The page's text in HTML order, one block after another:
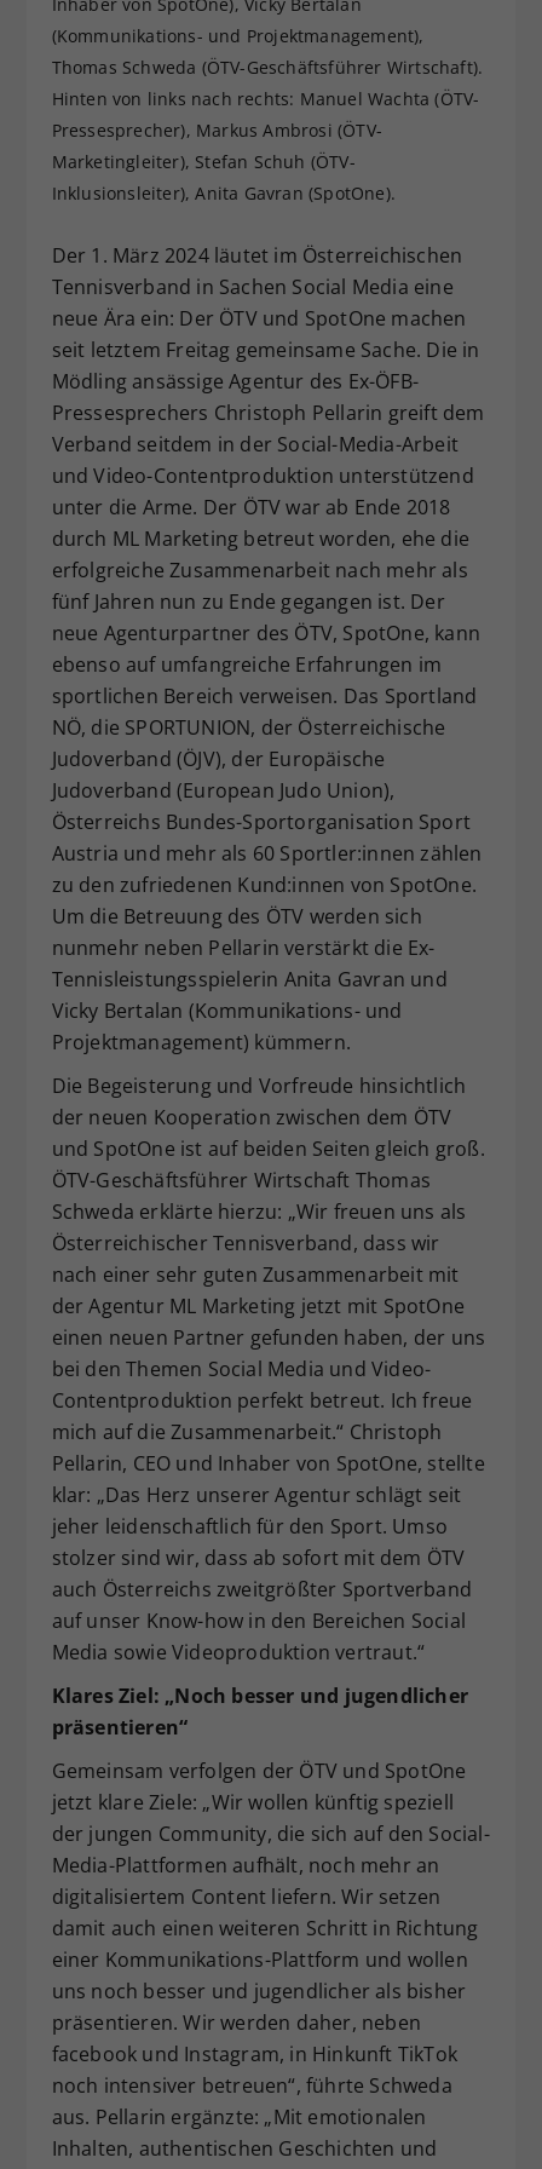
(Kommunikations- und Projektmanagement),
Thomas Schweda (ÖTV-Geschäftsführer Wirtschaft).
Hinten von links nach rechts: Manuel Wachta (ÖTV-
Pressesprecher), Markus Ambrosi (ÖTV-
Marketingleiter), Stefan Schuh (ÖTV-
Inklusionsleiter), Anita Gavran (SpotOne).
Der 1. März 2024 läutet im Österreichischen
Tennisverband in Sachen Social Media eine
neue Ära ein: Der ÖTV und SpotOne machen
seit letztem Freitag gemeinsame Sache. Die in
Mödling ansässige Agentur des Ex-ÖFB-
Pressesprechers Christoph Pellarin greift dem
Verband seitdem in der Social-Media-Arbeit
und Video-Contentproduktion unterstützend
unter die Arme. Der ÖTV war ab Ende 2018
durch ML Marketing betreut worden, ehe die
erfolgreiche Zusammenarbeit nach mehr als
fünf Jahren nun zu Ende gegangen ist. Der
neue Agenturpartner des ÖTV, SpotOne, kann
ebenso auf umfangreiche Erfahrungen im
sportlichen Bereich verweisen. Das Sportland
NÖ, die SPORTUNION, der Österreichische
Judoverband (ÖJV), der Europäische
Judoverband (European Judo Union),
Österreichs Bundes-Sportorganisation Sport
Austria und mehr als 60 Sportler:innen zählen
zu den zufriedenen Kund:innen von SpotOne.
Um die Betreuung des ÖTV werden sich
nunmehr neben Pellarin verstärkt die Ex-
Tennisleistungsspielerin Anita Gavran und
Vicky Bertalan (Kommunikations- und
Projektmanagement) kümmern.
Die Begeisterung und Vorfreude hinsichtlich
der neuen Kooperation zwischen dem ÖTV
und SpotOne ist auf beiden Seiten gleich groß.
ÖTV-Geschäftsführer Wirtschaft Thomas
Schweda erklärte hierzu: „Wir freuen uns als
Österreichischer Tennisverband, dass wir
nach einer sehr guten Zusammenarbeit mit
der Agentur ML Marketing jetzt mit SpotOne
einen neuen Partner gefunden haben, der uns
bei den Themen Social Media und Video-
Contentproduktion perfekt betreut. Ich freue
mich auf die Zusammenarbeit.“ Christoph
Pellarin, CEO und Inhaber von SpotOne, stellte
klar: „Das Herz unserer Agentur schlägt seit
jeher leidenschaftlich für den Sport. Umso
stolzer sind wir, dass ab sofort mit dem ÖTV
auch Österreichs zweitgrößter Sportverband
auf unser Know-how in den Bereichen Social
Media sowie Videoproduktion vertraut.“
Klares Ziel: „Noch besser und jugendlicher
präsentieren“
Gemeinsam verfolgen der ÖTV und SpotOne
jetzt klare Ziele: „Wir wollen künftig speziell
der jungen Community, die sich auf den Social-
Media-Plattformen aufhält, noch mehr an
digitalisiertem Content liefern. Wir setzen
damit auch einen weiteren Schritt in Richtung
einer Kommunikations-Plattform und wollen
uns noch besser und jugendlicher als bisher
präsentieren. Wir werden daher, neben
facebook und Instagram, in Hinkunft TikTok
noch intensiver betreuen“, führte Schweda
aus. Pellarin ergänzte: „Mit emotionalen
Inhalten, authentischen Geschichten und
Zweck
Dieser Wert speichert Ihre Consent-
Einstellungen. Unter anderem eine
zufällig generierte ID, für die
historische Speicherung Ihrer
vorgenommen Einstellungen, falls der
Webseiten-Betreiber dies eingestellt
hat.